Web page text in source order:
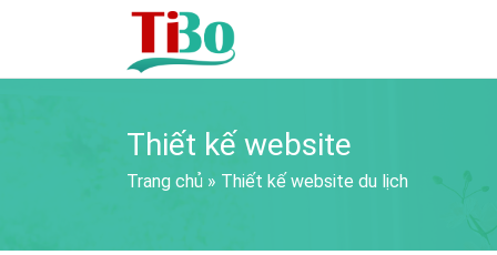
Thiết kế website
Trang chủ » Thiết kế website du lịch